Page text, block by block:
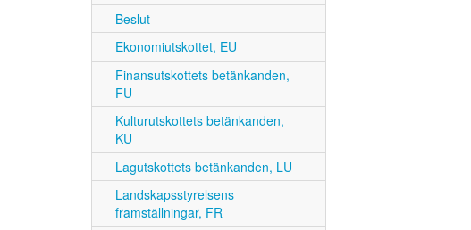
Beslut
Ekonomiutskottet, EU
Finansutskottets betänkanden,
FU
Kulturutskottets betänkanden,
KU
Lagutskottets betänkanden, LU
Landskapsstyrelsens
framställningar, FR